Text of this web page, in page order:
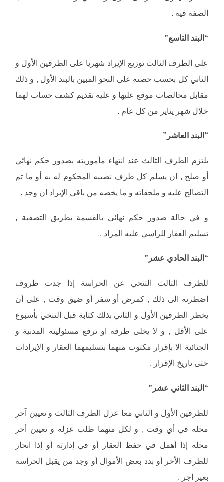
الصفة فيه .
“البند التاسع”
على الطرف الثالث توزيع الإيراد شهريا على الطرفين الأول و
الثاني كل بحسب حصته على النحو المبين بالبند الأول , و ذلك
مقابل مخالصات موقع عليها و عليه تقديم كشف حساب لهما
خلال شهر يناير من كل عام .
“البند العاشر”
يلتزم الطرف الثالث عند انتهاء مأموريته بصدور حكم نهائي
أو صلح , ان يسلم كل طرف نصيبه المحكوم له به أو ما تم
التصالح عليه و ملحقاته و ما يخصه من باقي الإيراد ان وجد .
و في حالة صدور حكم نهائي بالقسمة بطريق التصفية ,
تسليم العقار للراسي عليه المزاد .
“البند الحادي عشر”
للطرف الثالث التنحي عن الحراسة إذا جدت ظروف
اضطرته الى ذلك , كمرض أو سفر أو ضيق وقت , على أن
يخطر الطرفين الأول و الثاني بذلك كتابة قبل التنحي بأسبوع
على الأقل , و لا يخلى طرفه او ترفع مسئوليته المدنية و
الجنائية الا بإقرار مكتوب منهما بتسليمهما العقار و الإيرادات
حتى تاريخ الإقرار .
“البند الثاني عشر”
للطرفين الأول و الثاني معا عزل الطرف الثالث و تعيين آخر
محله في أي وقت , و لكل منهما طلب عزله و تعيين أخر
محله إذا أهمل في حفظ العقار أو في إدارته أو إذا انحاز
للطرف الأخر أو بدد بعض الأموال أو وجد من يقبل الحراسة
بغير اجر .